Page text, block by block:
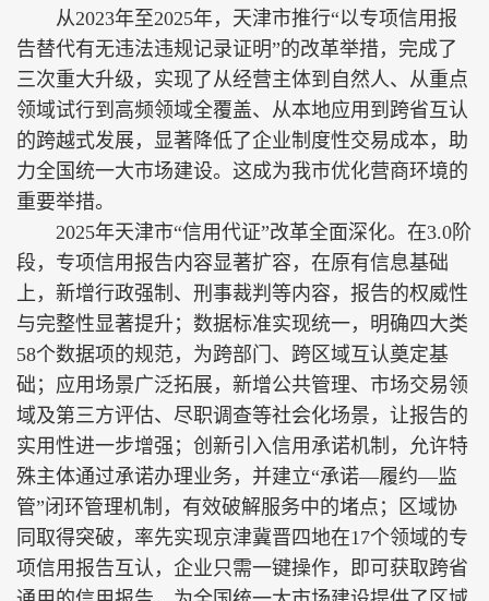
从2023年至2025年，天津市推行“以专项信用报
告替代有无违法违规记录证明”的改革举措，完成了
三次重大升级，实现了从经营主体到自然人、从重点
领域试行到高频领域全覆盖、从本地应用到跨省互认
的跨越式发展，显著降低了企业制度性交易成本，助
力全国统一大市场建设。这成为我市优化营商环境的
重要举措。
2025年天津市“信用代证”改革全面深化。在3.0阶
段，专项信用报告内容显著扩容，在原有信息基础
上，新增行政强制、刑事裁判等内容，报告的权威性
与完整性显著提升；数据标准实现统一，明确四大类
58个数据项的规范，为跨部门、跨区域互认奠定基
础；应用场景广泛拓展，新增公共管理、市场交易领
域及第三方评估、尽职调查等社会化场景，让报告的
实用性进一步增强；创新引入信用承诺机制，允许特
殊主体通过承诺办理业务，并建立“承诺—履约—监
管”闭环管理机制，有效破解服务中的堵点；区域协
同取得突破，率先实现京津冀晋四地在17个领域的专
项信用报告互认，企业只需一键操作，即可获取跨省